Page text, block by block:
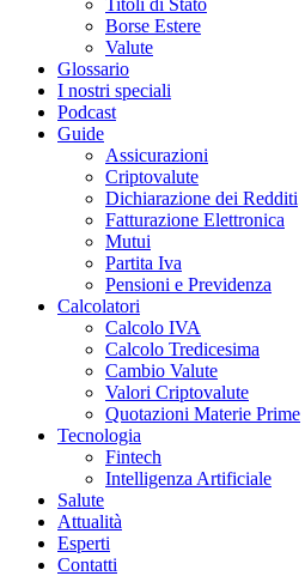
Titoli di Stato
Borse Estere
Valute
Glossario
I nostri speciali
Podcast
Guide
Assicurazioni
Criptovalute
Dichiarazione dei Redditi
Fatturazione Elettronica
Mutui
Partita Iva
Pensioni e Previdenza
Calcolatori
Calcolo IVA
Calcolo Tredicesima
Cambio Valute
Valori Criptovalute
Quotazioni Materie Prime
Tecnologia
Fintech
Intelligenza Artificiale
Salute
Attualità
Esperti
Contatti